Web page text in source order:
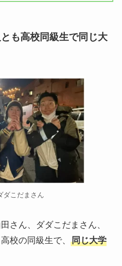
も高校同級生で同じ大
ダこだまさん
さん、ダダこだまさん、
校の同級生で、 同じ大学